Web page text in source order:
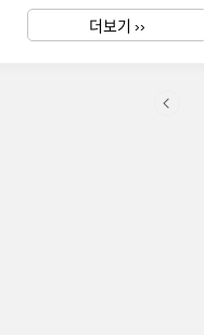
릿지세계 100대 골프코스
한국을 넘어 세계적으로도
더보기 ››